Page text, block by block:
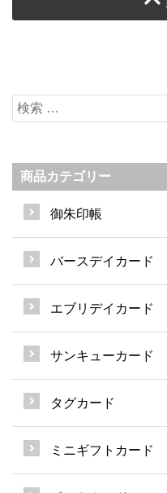
商品カテゴリー
御朱印帳
バースデイカード
エブリデイカード
サンキューカード
タグカード
ミニギフトカード